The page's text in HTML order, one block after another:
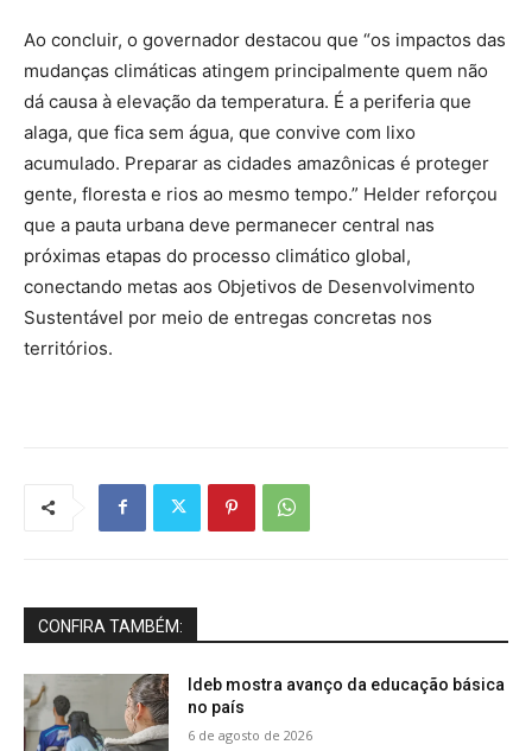
Ao concluir, o governador destacou que “os impactos das
mudanças climáticas atingem principalmente quem não
dá causa à elevação da temperatura. É a periferia que
alaga, que fica sem água, que convive com lixo
acumulado. Preparar as cidades amazônicas é proteger
gente, floresta e rios ao mesmo tempo.” Helder reforçou
que a pauta urbana deve permanecer central nas
próximas etapas do processo climático global,
conectando metas aos Objetivos de Desenvolvimento
Sustentável por meio de entregas concretas nos
territórios.
CONFIRA TAMBÉM:
Ideb mostra avanço da educação básica
no país
6 de agosto de 2026